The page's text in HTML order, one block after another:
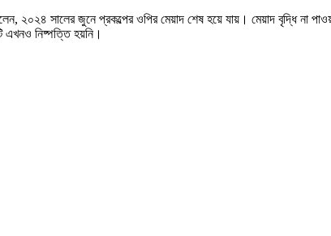
২০২৪ সালের জুনে প্রকল্পের ওপির মেয়াদ শেষ হয়ে যায়। মেয়াদ বৃদ্ধি না
এখনও নিষ্পত্তি হয়নি।